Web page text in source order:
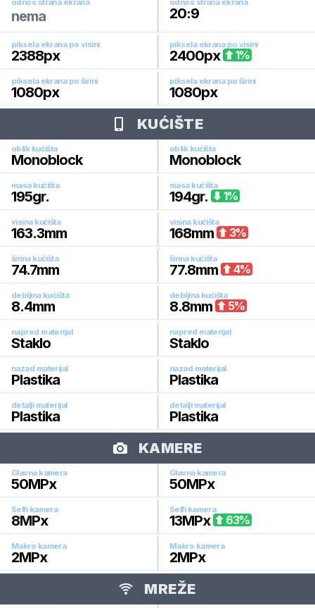
odnos strana ekrana
nema
odnos strana ekrana
20:9
piksela ekrana po visini
2388px
piksela ekrana po visini
2400px 1%
piksela ekrana po širini
1080px
piksela ekrana po širini
1080px
KUĆIŠTE
oblik kućišta
Monoblock
oblik kućišta
Monoblock
masa kućišta
195gr.
masa kućišta
194gr. 1%
visina kućišta
163.3mm
visina kućišta
168mm 3%
širina kućišta
74.7mm
širina kućišta
77.8mm 4%
debljina kućišta
8.4mm
debljina kućišta
8.8mm 5%
napred materijal
Staklo
napred materijal
Staklo
nazad materijal
Plastika
nazad materijal
Plastika
detalji materijal
Plastika
detalji materijal
Plastika
KAMERE
Glavna kamera
50MPx
Glavna kamera
50MPx
Selfi kamera
8MPx
Selfi kamera
13MPx 63%
Makro kamera
2MPx
Makro kamera
2MPx
MREŽE